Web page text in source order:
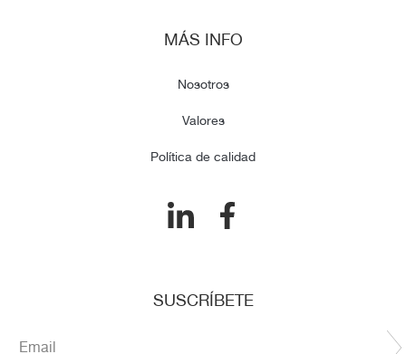
MÁS INFO
Nosotros
Valores
Política de calidad
SUSCRÍBETE